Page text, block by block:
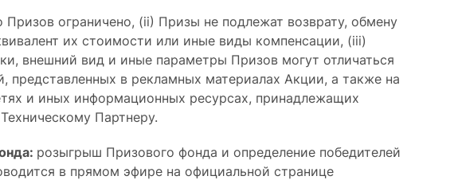
Призов ограничено, (ii) Призы не подлежат возврату, обмену
их стоимости или иные виды компенсации, (iii)
внешний вид и иные параметры Призов могут отличаться
представленных в рекламных материалах Акции, а также на
и иных информационных ресурсах, принадлежащих
Партнеру.
розыгрыш Призового фонда и определение победителей
в прямом эфире на официальной странице